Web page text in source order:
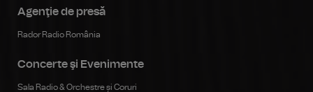
Agenţie de presă
Rador Radio România
Concerte şi Evenimente
Sala Radio & Orchestre și Coruri